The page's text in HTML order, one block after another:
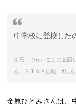
中学校に登校した
引用：つらいことに直面
ん ＳＴＯＰ自殺 #しん
金原ひとみさんは、